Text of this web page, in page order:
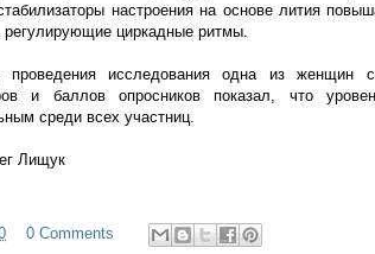
настроения на основе лития
регулирующие циркадные ритмы.
исследования одна из женщин
и баллов опросников показал, что
среди всех участниц.
Лищук
0 Comments